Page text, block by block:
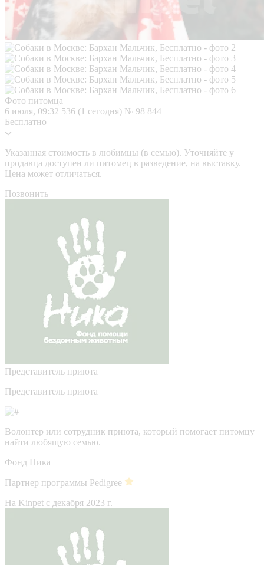
Фото питомца
6 июля, 09:32 536 (1 сегодня) № 98 844
Бесплатно
Указанная стоимость в любимцы (в семью). Уточняйте у
продавца доступен ли питомец в разведение, на выставку.
Цена может отличаться.
Позвонить
Представитель приюта
Представитель приюта
Волонтер или сотрудник приюта, который помогает питомцу
найти любящую семью.
Фонд Ника
Партнер программы Pedigree
На Kinpet c декабря 2023 г.